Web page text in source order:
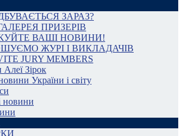
ЗАРАЗ?
ПРИЗЕРІВ
ВАШІ НОВИНИ!
ЖУРІ І ВИКЛАДАЧІВ
JURY MEMBERS
Зірок
України і світу
новини